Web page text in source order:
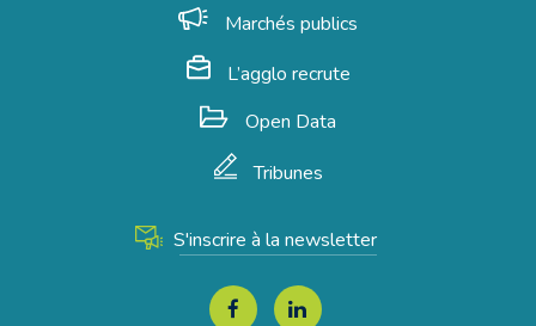
Marchés publics
L’agglo recrute
Open Data
Tribunes
S'inscrire à la newsletter